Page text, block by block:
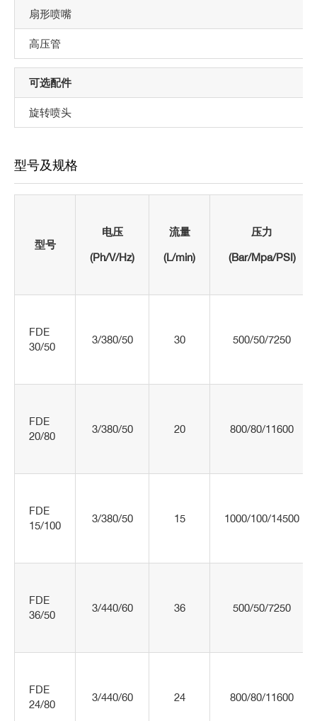
扇形喷嘴
高压管
可选配件
旋转喷头
型号及规格
型号
电压
(Ph/V/Hz)
流量
(L/min)
压力
(Bar/Mpa/PSI)
FDE
30/50
3/380/50 30 500/50/7250
FDE
20/80
3/380/50 20 800/80/11600
FDE
15/100
3/380/50 15 1000/100/14500
FDE
36/50
3/440/60 36 500/50/7250
FDE
24/80
3/440/60 24 800/80/11600